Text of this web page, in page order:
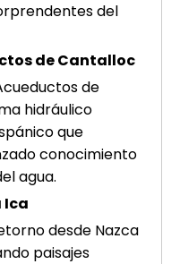
del
de Cantalloc
de
hidráulico
que
conocimiento
agua.
Ica
desde Nazca
paisajes